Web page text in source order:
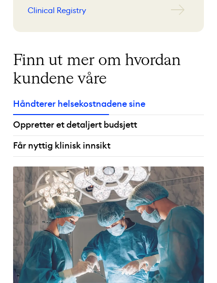
Clinical Registry
Finn ut mer om hvordan
kundene våre
Håndterer helsekostnadene sine
Oppretter et detaljert budsjett
Får nyttig klinisk innsikt